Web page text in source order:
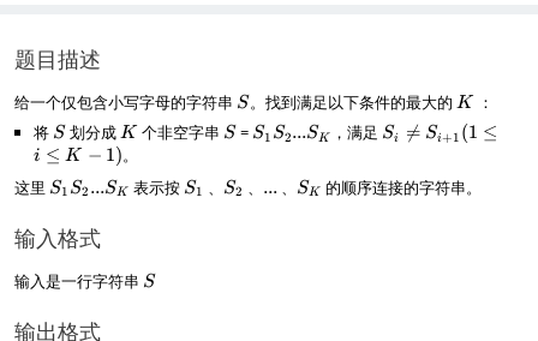
题目描述
给一个仅包含小写字母的字符串 S
S。找到满足以下条件的最大的K
K
：
将 S
S划分成K
K个非空字串 S
S= S
S
S1 S2...SK ，满足 S
\
n
Si 
= Si+1 (1 ≤
i ≤ K − 1)。
这里 S
S
_
2
S
S1 S2 ...SK 表示按 S
S1
S
S2 ...
S
SK 的顺序连接的字符串。
输入格式
输入是一行字符串 S
S
输出格式